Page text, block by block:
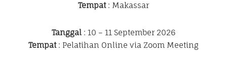
Tempat: Makassar
Tanggal : 10 – 11 September 2026
Tempat: Pelatihan Online via Zoom Meeting